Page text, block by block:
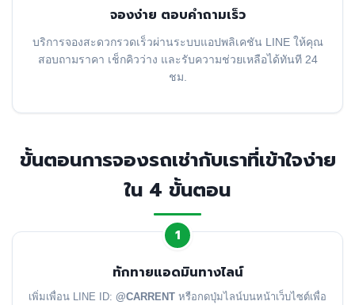
จองง่าย ตอบคำถามเร็ว
บริการจองสะดวกรวดเร็วผ่านระบบแอปพลิเคชัน LINE ให้คุณ
สอบถามราคา เช็กคิวว่าง และรับความช่วยเหลือได้ทันที 24
ชม.
ขั้นตอนการจองรถเช่ากับเราที่เข้าใจง่าย
ใน 4 ขั้นตอน
1
ทักทายแอดมินทางไลน์
เพิ่มเพื่อน LINE ID: @CARRENT หรือกดปุ่มไลน์บนหน้าเว็บไซต์เพื่อ